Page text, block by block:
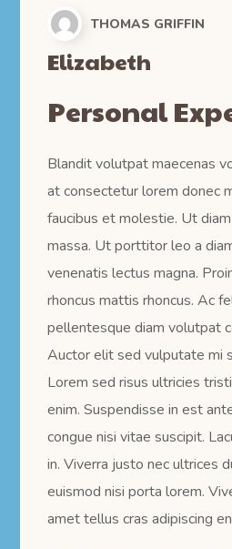
THOMAS GRIFFIN
Elizabeth
Personal
Blandit volutpat maecenas
at consectetur lorem donec
faucibus et molestie. Ut
massa. Ut porttitor leo a
venenatis lectus magna.
rhoncus mattis rhoncus. Ac
pellentesque diam volutpat
Auctor elit sed vulputate mi
Lorem sed risus ultricies
enim. Suspendisse in est
congue nisi vitae suscipit.
in. Viverra justo nec ultrices
euismod nisi porta lorem.
amet tellus cras adipiscing